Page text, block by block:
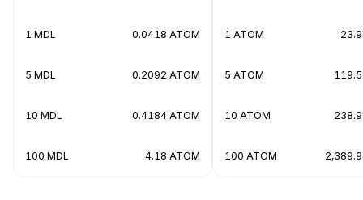
1 MDL 0.0418 ATOM
5 MDL 0.2092 ATOM
10 MDL 0.4184 ATOM
100 MDL 4.18 ATOM
1 ATOM
5 ATOM
10 ATOM
100 ATOM